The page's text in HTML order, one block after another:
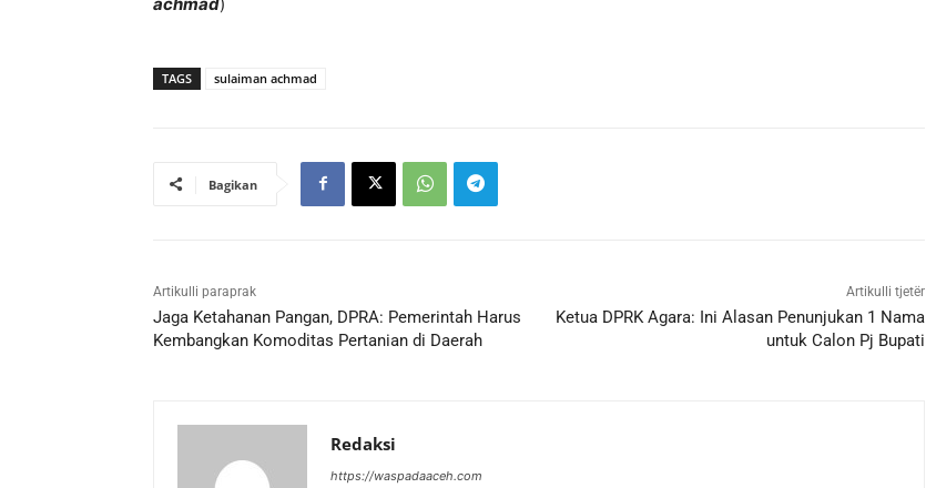
TAGS sulaiman achmad
Bagikan
Artikulli paraprak
Jaga Ketahanan Pangan, DPRA: Pemerintah Harus
Kembangkan Komoditas Pertanian di Daerah
Artikulli tjetër
Ketua DPRK Agara: Ini Alasan Penunjukan 1 Nama
untuk Calon Pj Bupati
Redaksi
https://waspadaaceh.com